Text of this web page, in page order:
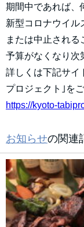
期間中であれば、
新型コロナウイル
または中止される
予算がなくなり次
詳しくは下記サイ
プロジェクト｣を
https://kyoto-
お知らせの関連